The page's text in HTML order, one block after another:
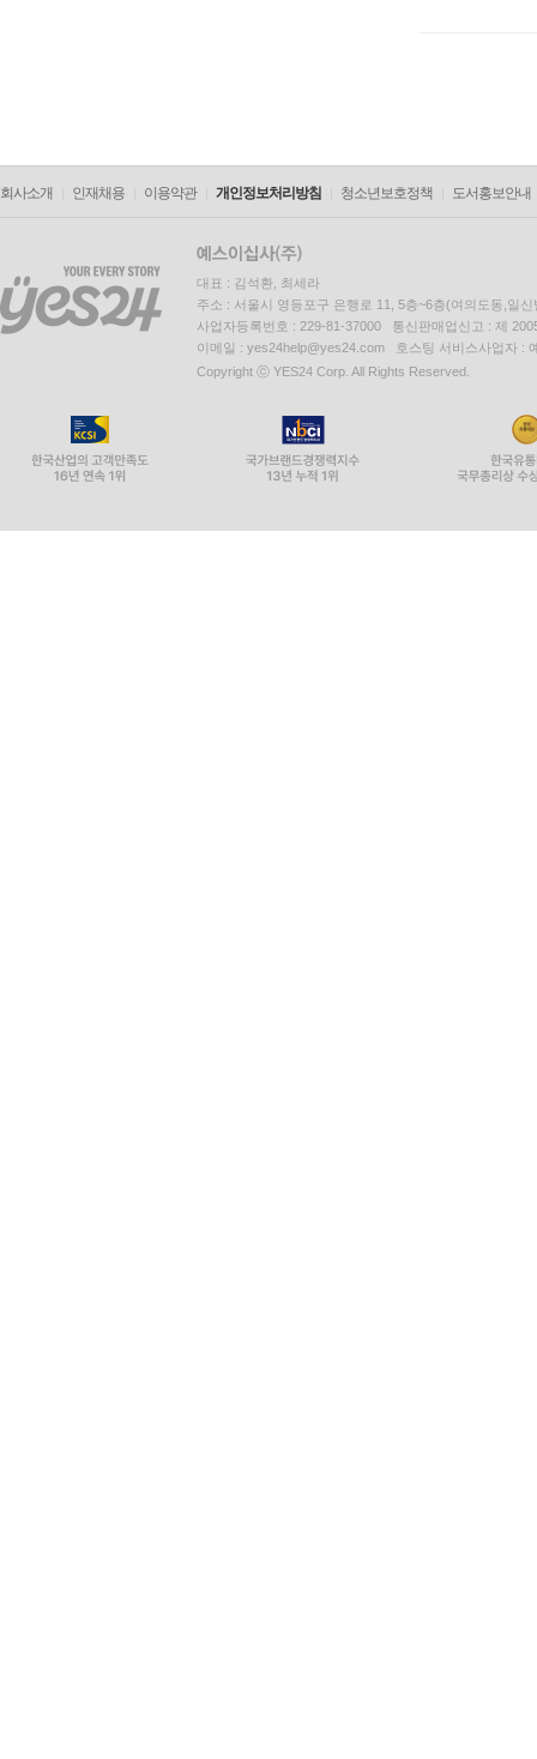
회사소개 인재채용 이용약관 개인정보처리방침 청소년보호정책 도서홍보안내
대표 : 김석환, 최세라
주소 : 서울시 영등포구 은행로 11, 5층~6층(여의도동,일신
사업자등록번호 : 229-81-37000 통신판매업신고 : 제
이메일 : yes24help@yes24.com 호스팅 서비스사업자 :
Copyright ⓒ YES24 Corp. All Rights Reserved.